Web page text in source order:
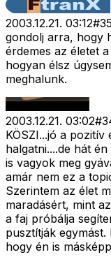
2003.12.21. 03:12#35
gondolj arra, hogy
érdemes az életet
hogyan élsz
meghalunk.
2003.12.21. 03:02#
KÖSZI...jó a
halgatni....de hát
is vagyok meg
amár nem ez a
Szerintem az élet
maradásért, mint
a faj próbálja
pusztítják
hogy én is